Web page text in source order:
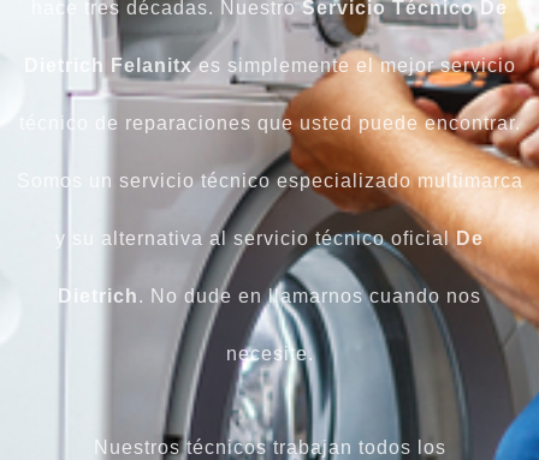
hace tres décadas. NuestroServicio Técnico De
Dietrich Felanitxes simplemente el mejor servicio
técnico de reparaciones que usted puede encontrar.
Somos un servicio técnico especializado multimarca
y su alternativa al servicio técnico oficial De
Dietrich. No dude en llamarnos cuando nos
necesite.
Nuestros técnicos trabajan todos los